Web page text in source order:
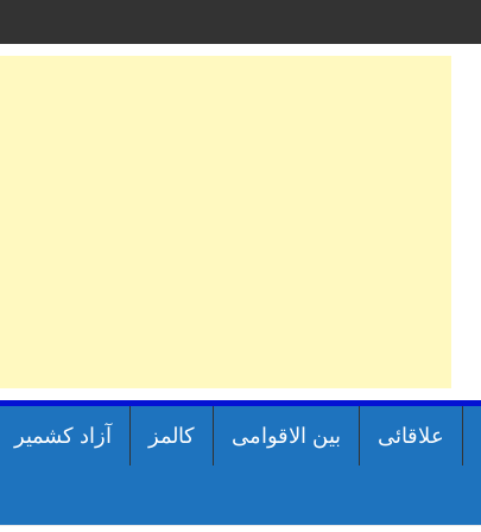
علاقائی بین الاقوامی کالمز آزاد کشمیر